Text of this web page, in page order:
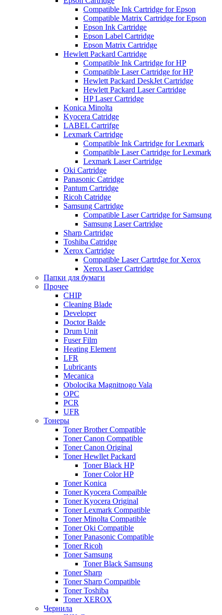
Compatible Ink Cartridge for Epson
Compatible Matrix Cartridge for Epson
Epson Ink Cartridge
Epson Label Cartridge
Epson Matrix Cartridge
Hewlett Packard Cartridge
Compatible Ink Cartridge for HP
Compatible Laser Cartridge for HP
Hewlett Packard DeskJet Cartridge
Hewlett Packard Laser Cartridge
HP Laser Cartridge
Konica Minolta
Kyocera Catridge
LABEL Cartrifge
Lexmark Cartridge
Compatible Ink Cartridge for Lexmark
Compatible Laser Cartridge for Lexmark
Lexmark Laser Cartridge
Oki Cartridge
Panasonic Catridge
Pantum Cartridge
Ricoh Catridge
Samsung Cartridge
Compatible Laser Cartridge for Samsung
Samsung Laser Cartridge
Sharp Cartridge
Toshiba Catridge
Xerox Cartridge
Compatible Laser Cartrdge for Xerox
Xerox Laser Cartridge
Папки для бумаги
Прочее
CHIP
Cleaning Blade
Developer
Doctor Balde
Drum Unit
Fuser Film
Heating Element
LFR
Lubricants
Mecanica
Obolocika Magnitnogo Vala
OPC
PCR
UFR
Тонеры
Toner Brother Compatible
Toner Canon Compatible
Toner Canon Original
Toner Hewllet Packard
Toner Black HP
Toner Color HP
Toner Konica
Toner Kyocera Compaible
Toner Kyocera Original
Toner Lexmark Compatible
Toner Minolta Compatible
Toner Oki Compatible
Toner Panasonic Compatible
Toner Ricoh
Toner Samsung
Toner Black Samsung
Toner Sharp
Toner Sharp Compatible
Toner Toshiba
Toner XEROX
Чернила